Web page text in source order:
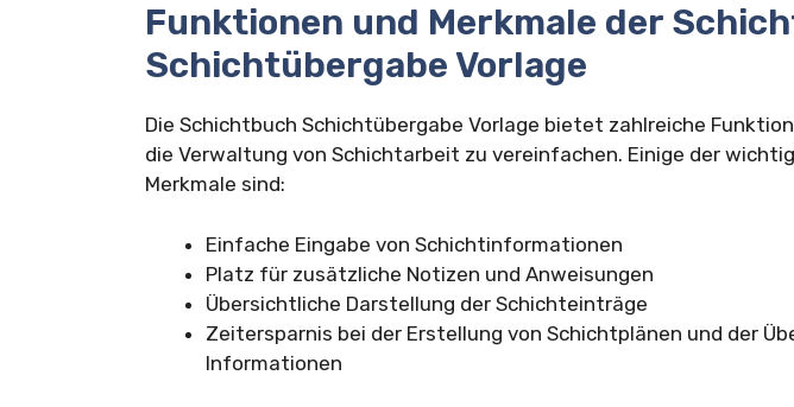
Funktionen und Merkmale der
Schichtübergabe Vorlage
Die Schichtbuch Schichtübergabe Vorlage bietet zahlreiche
die Verwaltung von Schichtarbeit zu vereinfachen. Einige der
Merkmale sind:
Einfache Eingabe von Schichtinformationen
Platz für zusätzliche Notizen und Anweisungen
Übersichtliche Darstellung der Schichteinträge
Zeitersparnis bei der Erstellung von Schichtplänen und der
Informationen